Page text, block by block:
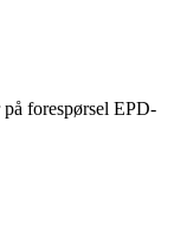
forespørsel EPD-